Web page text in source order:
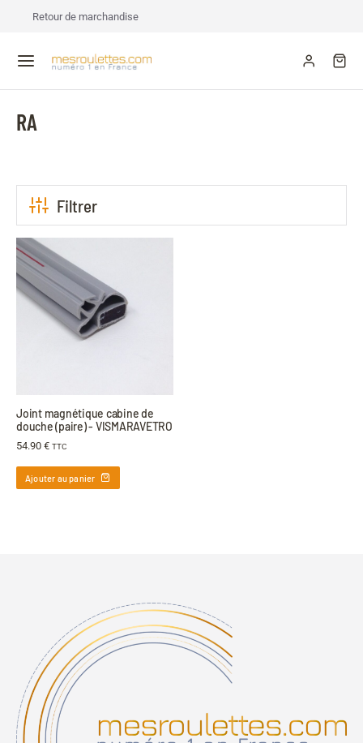
Retour de marchandise
RA
Filtrer
Joint magnétique cabine de
douche (paire) - VISMARAVETRO
54.90 € TTC
Ajouter au panier